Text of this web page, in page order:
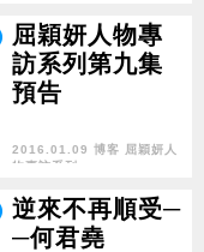
屈穎妍人物專
訪系列第九集
預告
2016.01.09 博客 屈穎妍人
物專訪系列
逆來不再順受─
─何君堯